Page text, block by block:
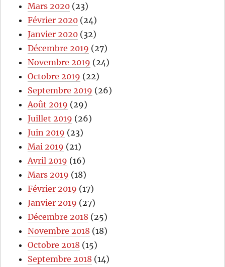
Mars 2020 (23)
Février 2020 (24)
Janvier 2020 (32)
Décembre 2019 (27)
Novembre 2019 (24)
Octobre 2019 (22)
Septembre 2019 (26)
Août 2019 (29)
Juillet 2019 (26)
Juin 2019 (23)
Mai 2019 (21)
Avril 2019 (16)
Mars 2019 (18)
Février 2019 (17)
Janvier 2019 (27)
Décembre 2018 (25)
Novembre 2018 (18)
Octobre 2018 (15)
Septembre 2018 (14)